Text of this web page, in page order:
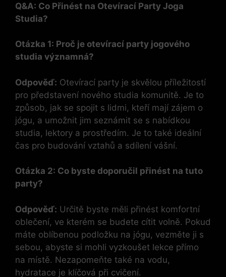
Q&A: Co Přinést na Otevírací Party Joga
Studia?
Otázka 1: Proč je otevírací party jogového
studia významná?
Odpověď: Otevírací party je skvělou příležitostí
pro představení nového studia komunitě. Je to
způsob, jak se spojit s lidmi, kteří mají zájem o
jógu, a umožnit jim seznámit se s nabídkou
studia, lektory a prostředím. Je to také ideální
čas pro budování vztahů a sdílení vášní.
Otázka 2: Co byste doporučil přinést na tuto
party?
Odpověď: Určitě byste měli přinést komfortní
oblečení, ve kterém se budete cítit volně. Pokud
máte oblíbenou podložku na jógu, vezměte ji s
sebou, abyste si mohli vyzkoušet lekce přímo
na místě. Nezapomeňte také na vodu,
hydratace je klíčová při cvičení.